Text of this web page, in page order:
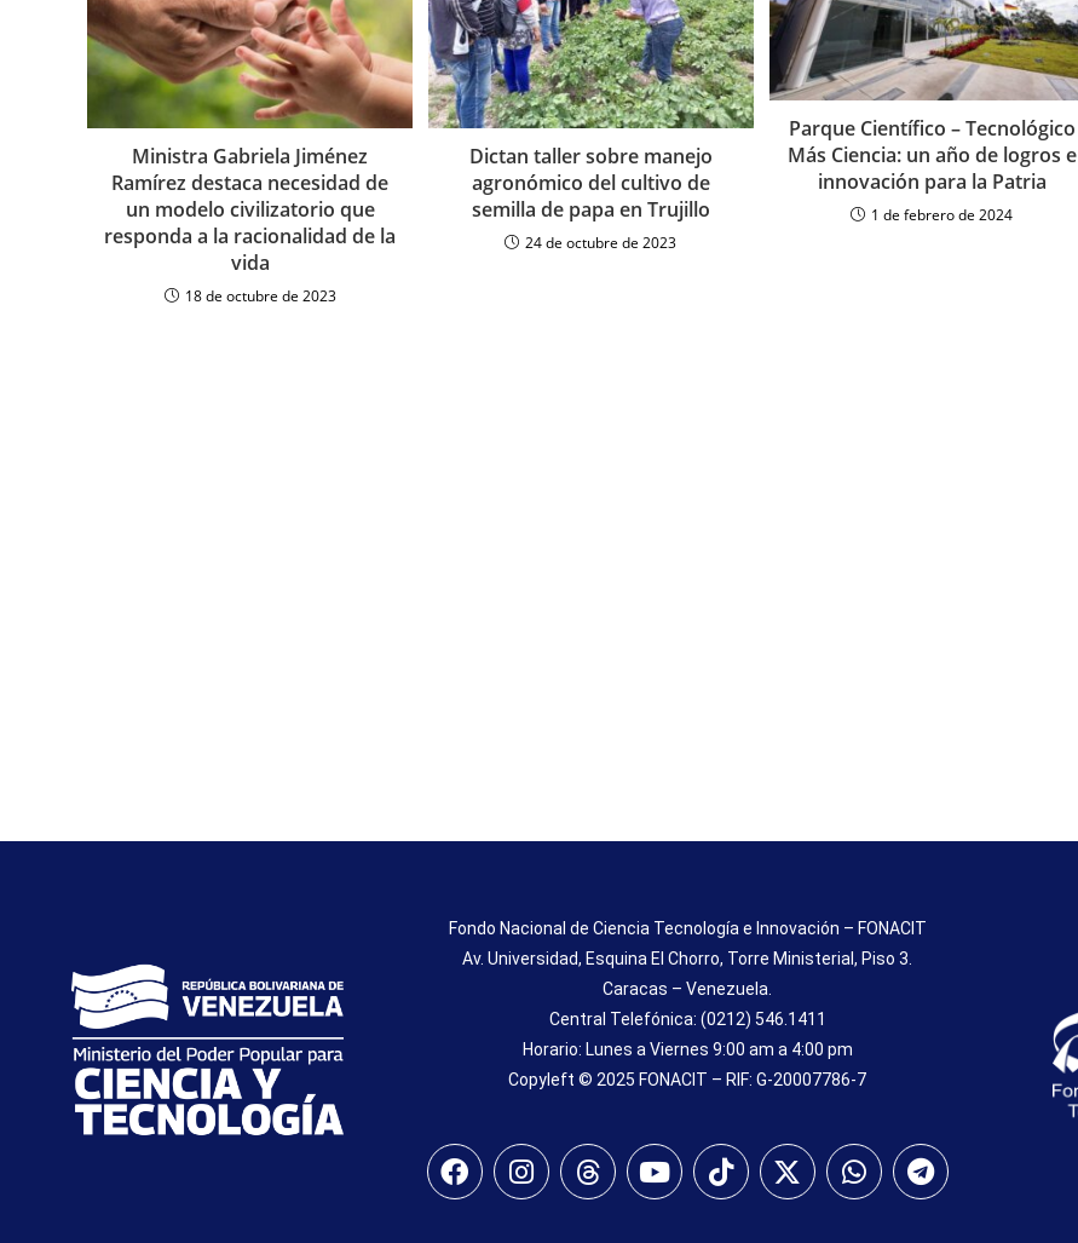
Ministra Gabriela Jiménez
Ramírez destaca necesidad de
un modelo civilizatorio que
responda a la racionalidad de la
vida
18 de octubre de 2023
Dictan taller sobre manejo
agronómico del cultivo de
semilla de papa en Trujillo
24 de octubre de 2023
Parque Científico – Tecnológico
Más Ciencia: un año de logros e
innovación para la Patria
1 de febrero de 2024
Fondo Nacional de Ciencia Tecnología e Innovación – FONACIT
Av. Universidad, Esquina El Chorro, Torre Ministerial, Piso 3.
Caracas – Venezuela.
Central Telefónica: (0212) 546.1411
Horario: Lunes a Viernes 9:00 am a 4:00 pm
Copyleft © 2025 FONACIT – RIF: G-20007786-7